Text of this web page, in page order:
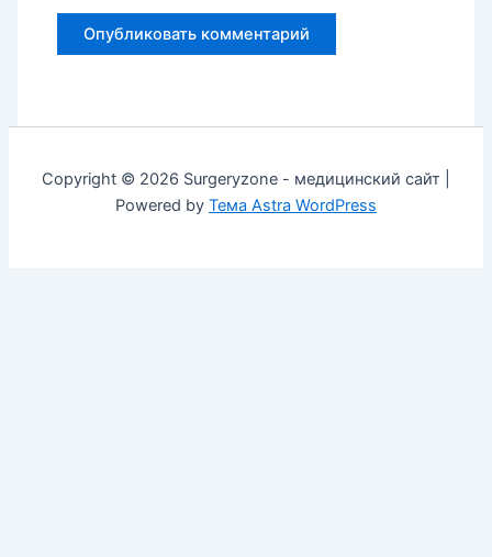
Copyright © 2026 Surgeryzone - медицинский сайт |
Powered by Тема Astra WordPress